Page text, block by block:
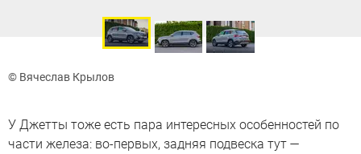
© Вячеслав Крылов
У Джетты тоже есть пара интересных особенностей по
части железа: во-первых, задняя подвеска тут —